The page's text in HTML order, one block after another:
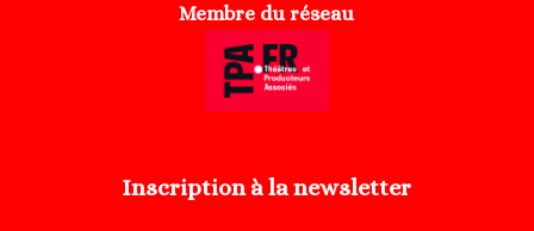
Membre du réseau
Inscription à la newsletter